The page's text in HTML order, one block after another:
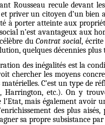
Rousseau recule devant
priver un citoyen d’un bien
à porter atteinte aux
n’est avantageux aux
duContrat social,
quelques décennies plus
des inégalités est la
chercher les moyens
matérielles. C’est un type
Harrington, etc.). On y
mais également avoir
des plus
sa propre subsistance